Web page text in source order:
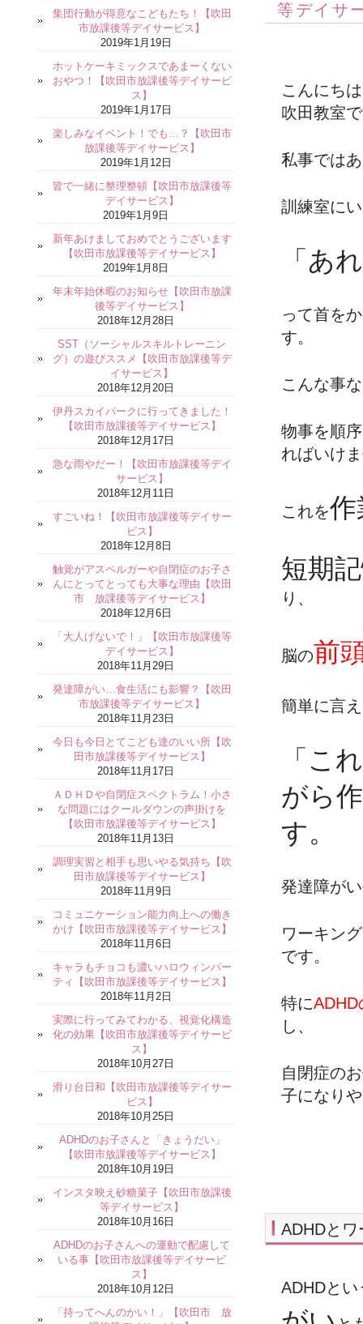
等デイサ
こんにち
吹田教室
私事では
訓練室に
「あ
って首を
す。
こんな事
物事を順
ればいけ
これを作
短期
り、
脳の前
簡単に言
「こ
がら
す。
発達障が
ワーキン
です。
特に
し、
自閉症の
子になり
ADHDと
ADHDと
集団行動が得意なこどもたち！【吹田
市放課後等デイサービス】
2019年1月19日
ホットケーキミックスであまーくない
おやつ！【吹田市放課後等デイサービ
ス】
2019年1月17日
楽しみなイベント！でも…？【吹田市
放課後等デイサービス】
2019年1月12日
皆で一緒に整理整頓【吹田市放課後等
デイサービス】
2019年1月9日
新年あけましておめでとうございます
【吹田市放課後等デイサービス】
2019年1月8日
年末年始休暇のお知らせ【吹田市放課
後等デイサービス】
2018年12月28日
SST（ソーシャルスキルトレーニン
グ）の遊びススメ【吹田市放課後等デ
イサービス】
2018年12月20日
伊丹スカイパークに行ってきました！
【吹田市放課後等デイサービス】
2018年12月17日
急な雨やだー！【吹田市放課後等デイ
サービス】
2018年12月11日
すごいね！【吹田市放課後等デイサー
ビス】
2018年12月8日
触覚がアスペルガーや自閉症のお子さ
んにとってとっても大事な理由【吹田
市 放課後等デイサービス】
2018年12月6日
「大人げないで！」【吹田市放課後等
デイサービス】
2018年11月29日
発達障がい…食生活にも影響？【吹田
市放課後等デイサービス】
2018年11月23日
今日も今日とてこども達のいい所【吹
田市放課後等デイサービス】
2018年11月17日
ＡＤＨＤや自閉症スペクトラム！小さ
な問題にはクールダウンの声掛けを
【吹田市放課後等デイサービス】
2018年11月13日
調理実習と相手も思いやる気持ち【吹
田市放課後等デイサービス】
2018年11月9日
コミュニケーション能力向上への働き
かけ【吹田市放課後等デイサービス】
2018年11月6日
キャラもチョコも濃いハロウィンパー
ティ【吹田市放課後等デイサービス】
2018年11月2日
実際に行ってみてわかる、視覚化構造
化の効果【吹田市放課後等デイサービ
ス】
2018年10月27日
滑り台日和【吹田市放課後等デイサー
ビス】
2018年10月25日
ADHDのお子さんと「きょうだい」
【吹田市放課後等デイサービス】
2018年10月19日
インスタ映え砂糖菓子【吹田市放課後
等デイサービス】
2018年10月16日
ADHDのお子さんへの運動で配慮して
いる事【吹田市放課後等デイサービ
ス】
2018年10月12日
「持ってへんのかい！」【吹田市 放